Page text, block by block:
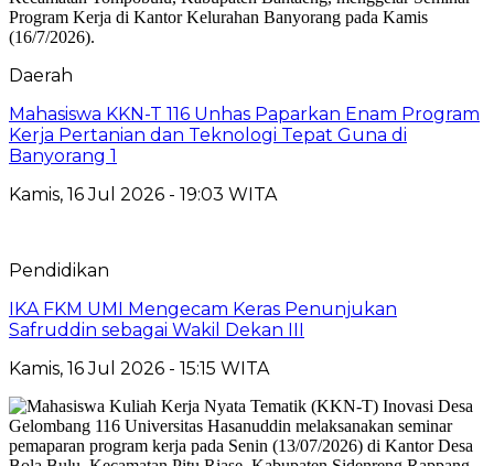
Daerah
Mahasiswa KKN-T 116 Unhas Paparkan Enam Program
Kerja Pertanian dan Teknologi Tepat Guna di
Banyorang 1
Kamis, 16 Jul 2026 - 19:03 WITA
Pendidikan
IKA FKM UMI Mengecam Keras Penunjukan
Safruddin sebagai Wakil Dekan III
Kamis, 16 Jul 2026 - 15:15 WITA